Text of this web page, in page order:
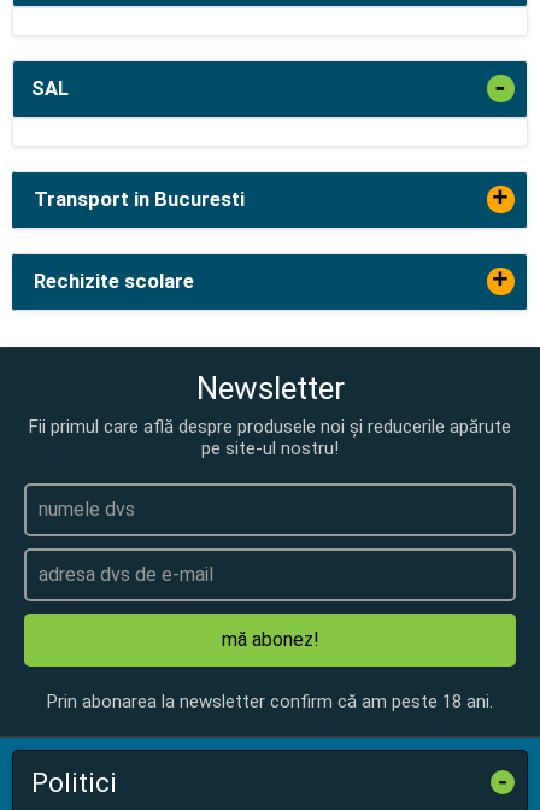
SAL -
Transport in Bucuresti +
Rechizite scolare +
Newsletter
Fii primul care află despre produsele noi și reducerile apărute
pe site-ul nostru!
mă abonez!
Prin abonarea la newsletter confirm că am peste 18 ani.
Politici -